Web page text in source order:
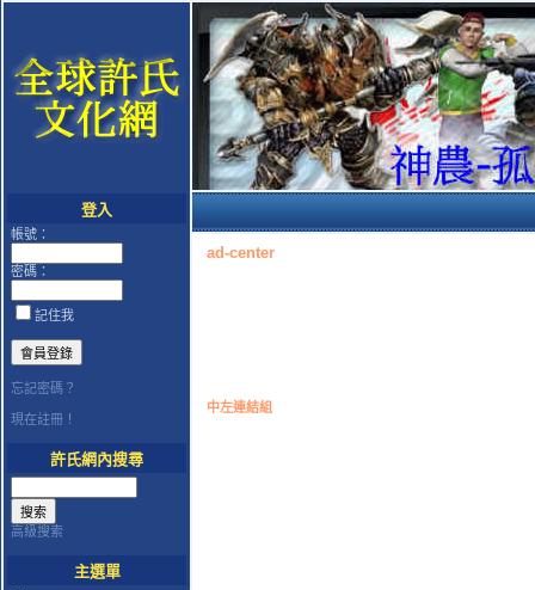
登入
帳號：
密碼：
記住我
忘記密碼？
現在註冊！
許氏網內搜尋
高級搜索
主選單
ad-center
中左連結組